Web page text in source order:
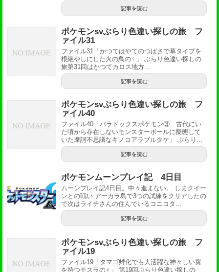
記事を読む
ポケモンsvぶらり色違い探しの旅 フ
ァイル31
ファイル31「かつてはやてのつばさで草タイプを
根絶やしにした火の鳥の♀」 ぶらり色違い探しの
旅第31回はかつてカロス地方...
記事を読む
ポケモンsvぶらり色違い探しの旅 フ
ァイル40
ファイル40「パラドックスポケモン③ 古代にい
た頃から存在しないモンスターボールに擬態して
いた摩訶不思議なキノコアラブルタケ」 ぶらり...
記事を読む
ポケモンムーンプレイ記 4日目
ムーンプレイ記4日目。中々進まない。 しまクイー
ンとの戦い アーカラ島で3つの試練をクリアしたの
で次はライチさんの住んでいるコニコタ...
記事を読む
ポケモンsvぶらり色違い探しの旅 フ
ァイル19
ファイル19「タマゴ孵化でも大活躍な神々しい翼
を持つモスラの♀」 第19回ぶらり色違い探しの